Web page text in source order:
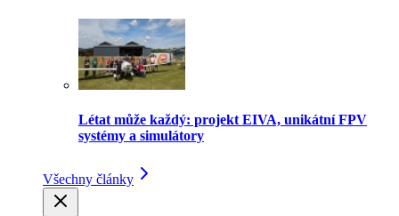
Létat může každý: projekt EIVA, unikátní FPV
systémy a simulátory
Všechny články